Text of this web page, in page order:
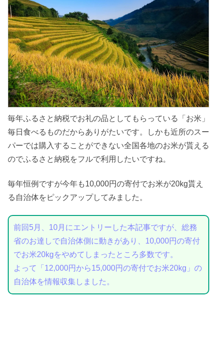
毎年ふるさと納税でお礼の品としてもらっている「お米」
毎日食べるものだからありがたいです。しかも近所のスー
パーでは購入することができない全国各地のお米が貰える
のでふるさと納税をフルで利用したいですね。
毎年恒例ですが今年も10,000円の寄付でお米が20kg貰え
る自治体をピックアップしてみました。
前回5月、10月にエントリーした本記事ですが、総務
省のお達しで自治体側に動きがあり、10,000円の寄付
でお米20kgをやめてしまったところ多数です。
よって「12,000円から15,000円の寄付でお米20kg」の
自治体を情報収集しました。